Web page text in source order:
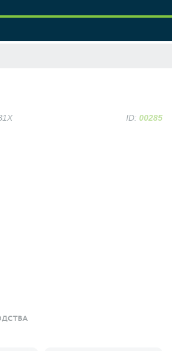
ID: 00285